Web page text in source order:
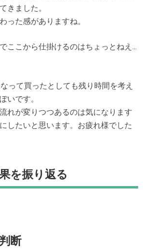
きました。
った感がありますね。
ここから仕掛けるのはちょっとねえ…
って買ったとしても残り時間を考え
いです。
れが変りつつあるのは気になります
したいと思います。お疲れ様でした
を振り返る
断